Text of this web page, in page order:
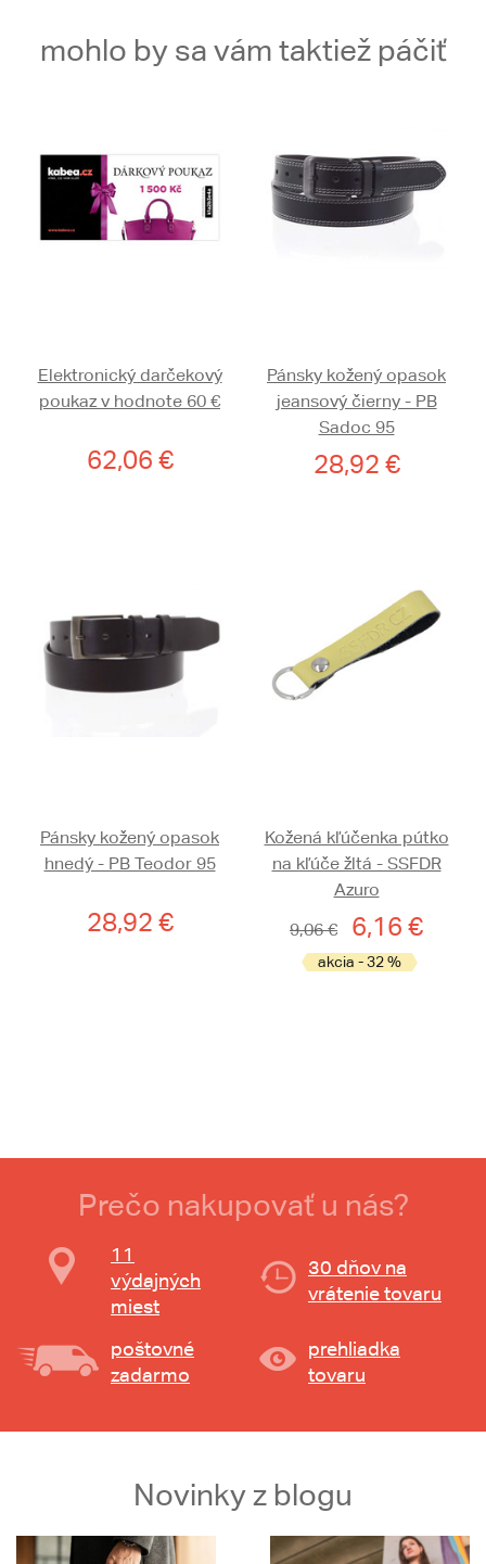
mohlo by sa vám taktiež páčiť
Elektronický darčekový
poukaz v hodnote 60 €
62,06 €
Pánsky kožený opasok
jeansový čierny - PB
Sadoc 95
28,92 €
Pánsky kožený opasok
hnedý - PB Teodor 95
28,92 €
Kožená kľúčenka pútko
na kľúče žltá - SSFDR
Azuro
9,06 €
6,16 €
akcia - 32 %
Prečo nakupovať u nás?
11
výdajných
miest
30 dňov na
vrátenie tovaru
poštovné
zadarmo
prehliadka
tovaru
Novinky z blogu